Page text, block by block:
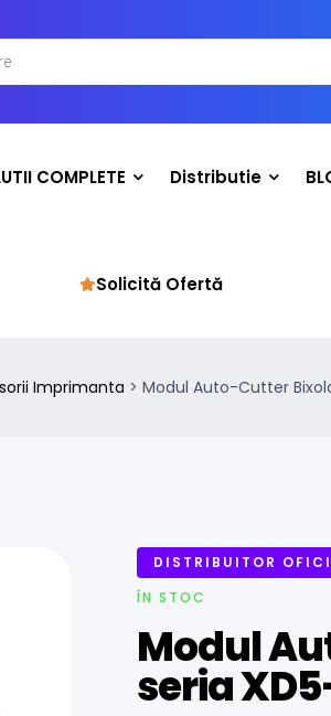
COMPLETE Distributie
Solicită Ofertă
Imprimanta > Modul Auto-Cutter
DISTRIBUITOR
ÎN STOC
Modul
seria